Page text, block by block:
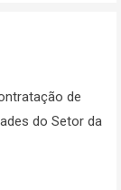
de
do Setor da